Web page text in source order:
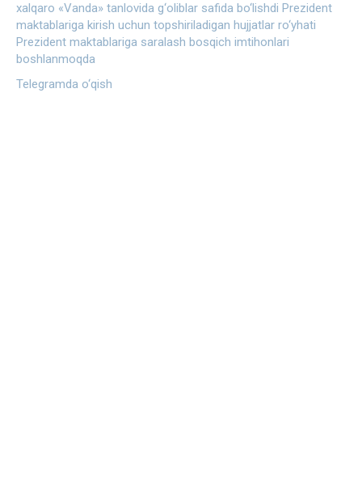
xalqaro «Vanda» tanlovida g‘oliblar safida bo‘lishdi Prezident
maktablariga kirish uchun topshiriladigan hujjatlar ro‘yhati
Prezident maktablariga saralash bosqich imtihonlari
boshlanmoqda
Telegramda o‘qish